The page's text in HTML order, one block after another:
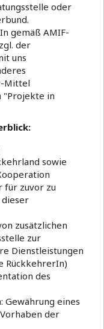
oder
gemäß AMIF-
der
uns
Mittel
"Projekte in
sowie
für zuvor zu
zusätzlichen
zur
Dienstleistungen
RückkehrerIn)
des
Gewährung eines
der